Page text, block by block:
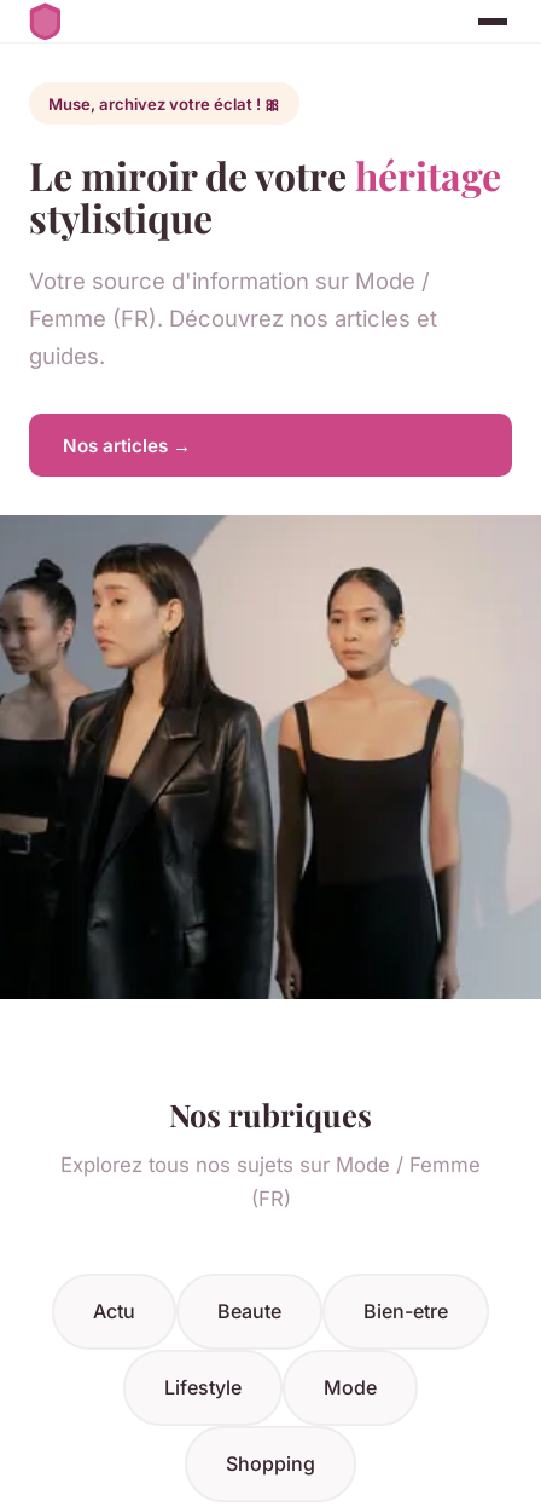
Muse, archivez votre éclat ! 🎀
Le miroir de votrehéritage
stylistique
Votre source d'information sur Mode /
Femme (FR). Découvrez nos articles et
guides.
Nos articles →
Nos rubriques
Explorez tous nos sujets sur Mode / Femme
(FR)
Actu Beaute Bien-etre
Lifestyle Mode
Shopping